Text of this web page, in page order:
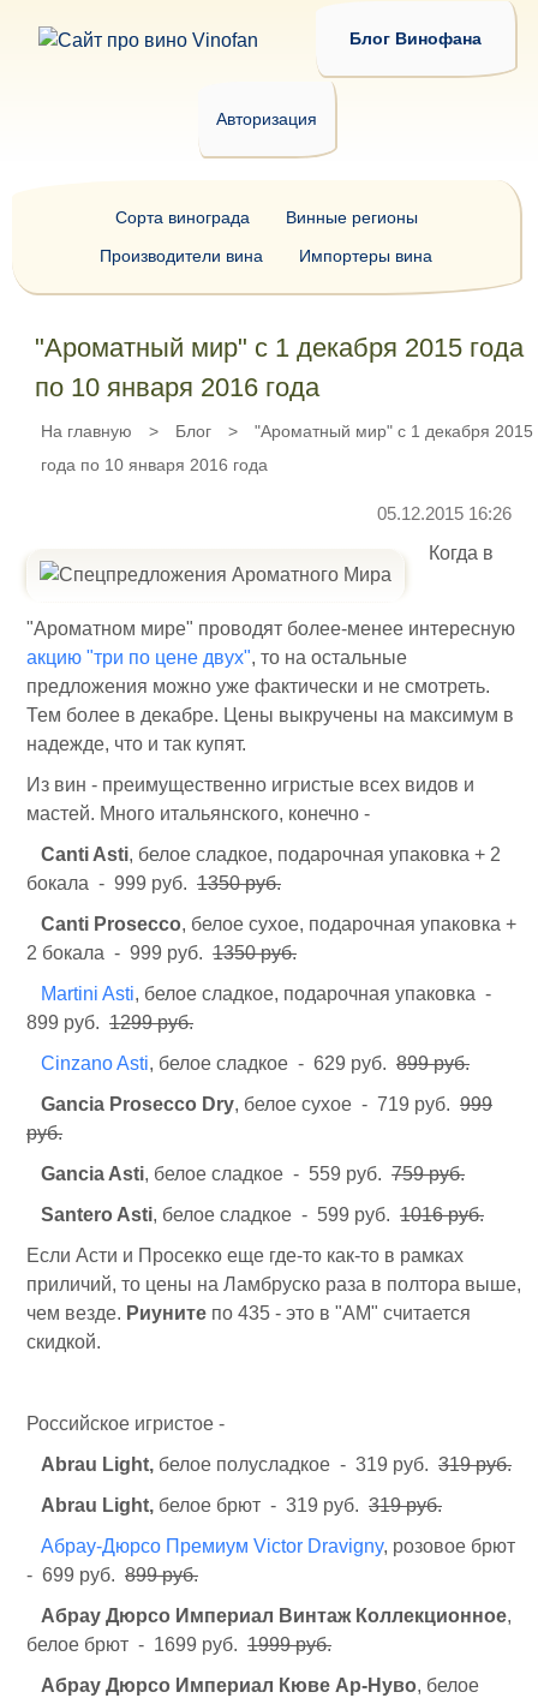
Блог Винофана
Авторизация
"Ароматный мир" с 1 декабря 2015 года
по 10 января 2016 года
На главную > Блог >
"Ароматный мир" с 1 декабря 2015
года по 10 января 2016 года
05.12.2015 16:26
Когда в
"Ароматном мире" проводят более-менее интересную
акцию "три по цене двух", то на остальные
предложения можно уже фактически и не смотреть.
Тем более в декабре. Цены выкручены на максимум в
надежде, что и так купят.
Из вин - преимущественно игристые всех видов и
мастей. Много итальянского, конечно -
Canti Asti, белое сладкое, подарочная упаковка + 2
бокала - 999 руб. 1350 руб.
Canti Prosecco, белое сухое, подарочная упаковка +
2 бокала - 999 руб. 1350 руб.
Martini Asti, белое сладкое, подарочная упаковка -
899 руб. 1299 руб.
Cinzano Asti, белое сладкое - 629 руб. 899 руб.
Gancia Prosecco Dry, белое сухое - 719 руб. 999
руб.
Gancia Asti, белое сладкое - 559 руб. 759 руб.
Santero Asti, белое сладкое - 599 руб. 1016 руб.
Если Асти и Просекко еще где-то как-то в рамках
приличий, то цены на Ламбруско раза в полтора выше,
чем везде. Риуните по 435 - это в "АМ" считается
скидкой.
Российское игристое -
Abrau Light, белое полусладкое - 319 руб. 319 руб.
Abrau Light, белое брют - 319 руб. 319 руб.
Абрау-Дюрсо Премиум Victor Dravigny, розовое брют
- 699 руб. 899 руб.
Абрау Дюрсо Империал Винтаж Коллекционное,
белое брют - 1699 руб. 1999 руб.
Абрау Дюрсо Империал Кюве Ар-Нуво, белое
Сорта винограда
Винные регионы
Производители вина
Импортеры вина